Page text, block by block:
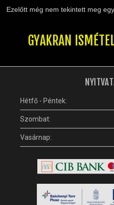
Ezelőtt még nem tekintett meg
GYAKRAN
Hétfő - Péntek:
Szombat:
Vasárnap: